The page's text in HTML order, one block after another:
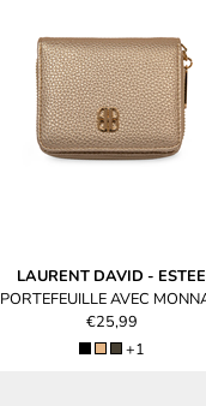
LAURENT DAVID - ESTEE
PORTEFEUILLE AVEC
€25,99
+1